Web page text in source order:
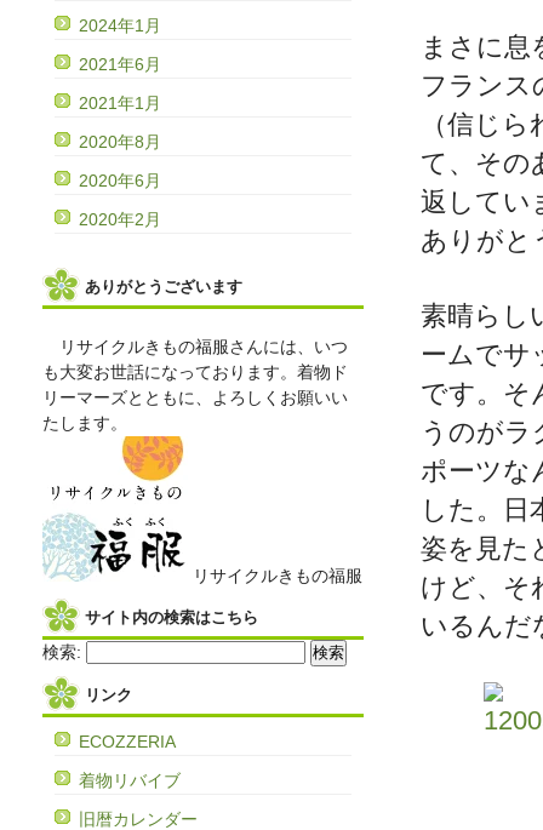
まさに息
フラン
（信じ
て、その
返してい
ありがと
素晴らし
ームでサ
です。そ
うのがラ
ポーツな
した。日
姿を見た
けど、そ
いるんだ
2024年1月
2021年6月
2021年1月
2020年8月
2020年6月
2020年2月
ありがとうございます
リサイクルきもの福服さんには、いつ
も大変お世話になっております。着物ド
リーマーズとともに、よろしくお願いい
たします。
リサイクルきもの福服
サイト内の検索はこちら
検索:
リンク
ECOZZERIA
着物リバイブ
旧暦カレンダー